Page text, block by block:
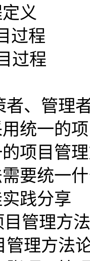
义
过程
过程
者、管理
统一的
项目管
要统一
践分享
管理方
管理方法